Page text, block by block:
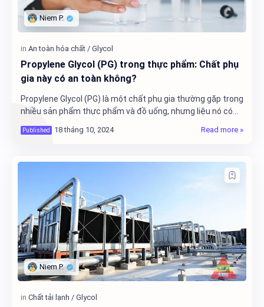
Propylene Glycol (PG) trong thực phẩm: Chất phụ
gia này có an toàn không?
Propylene Glycol (PG) là một chất phụ gia thường gặp trong
nhiều sản phẩm thực phẩm và đồ uống, nhưng liệu nó có